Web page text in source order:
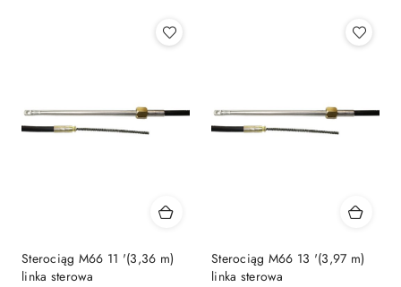
Sterociąg M66 11 '(3,36 m)
linka sterowa
Sterociąg M66 13 '(3,97 m)
linka sterowa